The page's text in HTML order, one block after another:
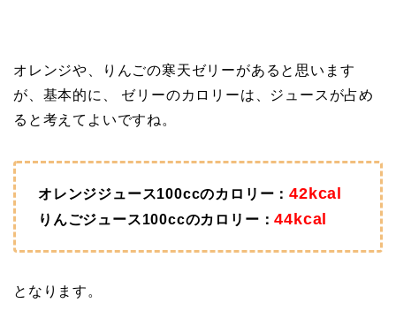
オレンジや、りんごの寒天ゼリーがあると思います
が、基本的に、 ゼリーのカロリーは、ジュースが占め
ると考えてよいですね。
オレンジジュース100ccのカロリー：42kcal
りんごジュース100ccのカロリー：44kcal
となります。